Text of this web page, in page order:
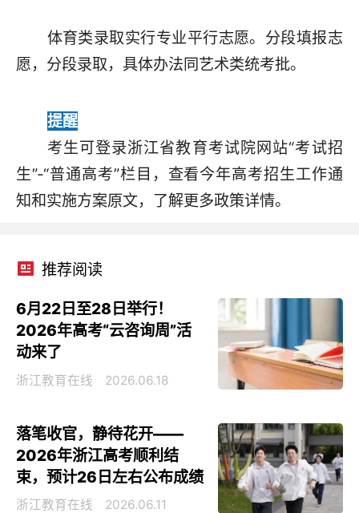
体育类录取实行专业平行志愿。分段填报志
愿，分段录取，具体办法同艺术类统考批。
提醒
考生可登录浙江省教育考试院网站“考试招
生”-“普通高考”栏目，查看今年高考招生工作通
知和实施方案原文，了解更多政策详情。
推荐阅读
6月22日至28日举行！
2026年高考“云咨询周”活
动来了
浙江教育在线 2026.06.18
落笔收官，静待花开——
2026年浙江高考顺利结
束，预计26日左右公布成绩
浙江教育在线 2026.06.11